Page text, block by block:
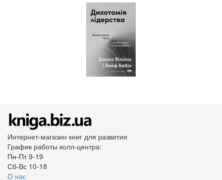
Интернет-магазин книг для развития
График работы колл-центра:
Пн-Пт 9-19
Сб-Вс 10-18
О нас